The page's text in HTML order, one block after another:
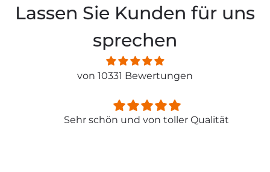
Lassen Sie Kunden für uns
sprechen
von 10331 Bewertungen
Sehr schön und von toller Qualität